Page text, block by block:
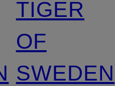
TIGER
OF
SWEDEN